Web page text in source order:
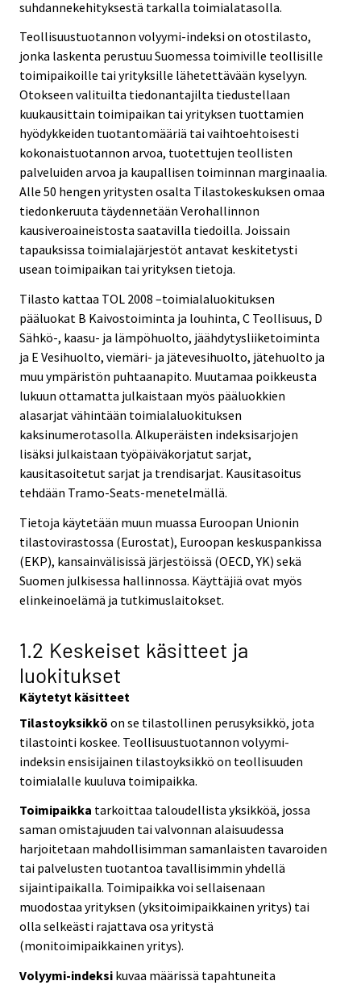
suhdannekehityksestä tarkalla toimialatasolla.
Teollisuustuotannon volyymi-indeksi on otostilasto,
jonka laskenta perustuu Suomessa toimiville teollisille
toimipaikoille tai yrityksille lähetettävään kyselyyn.
Otokseen valituilta tiedonantajilta tiedustellaan
kuukausittain toimipaikan tai yrityksen tuottamien
hyödykkeiden tuotantomääriä tai vaihtoehtoisesti
kokonaistuotannon arvoa, tuotettujen teollisten
palveluiden arvoa ja kaupallisen toiminnan marginaalia.
Alle 50 hengen yritysten osalta Tilastokeskuksen omaa
tiedonkeruuta täydennetään Verohallinnon
kausiveroaineistosta saatavilla tiedoilla. Joissain
tapauksissa toimialajärjestöt antavat keskitetysti
usean toimipaikan tai yrityksen tietoja.
Tilasto kattaa TOL 2008 –toimialaluokituksen
pääluokat B Kaivostoiminta ja louhinta, C Teollisuus, D
Sähkö-, kaasu- ja lämpöhuolto, jäähdytysliiketoiminta
ja E Vesihuolto, viemäri- ja jätevesihuolto, jätehuolto ja
muu ympäristön puhtaanapito. Muutamaa poikkeusta
lukuun ottamatta julkaistaan myös pääluokkien
alasarjat vähintään toimialaluokituksen
kaksinumerotasolla. Alkuperäisten indeksisarjojen
lisäksi julkaistaan työpäiväkorjatut sarjat,
kausitasoitetut sarjat ja trendisarjat. Kausitasoitus
tehdään Tramo-Seats-menetelmällä.
Tietoja käytetään muun muassa Euroopan Unionin
tilastovirastossa (Eurostat), Euroopan keskuspankissa
(EKP), kansainvälisissä järjestöissä (OECD, YK) sekä
Suomen julkisessa hallinnossa. Käyttäjiä ovat myös
elinkeinoelämä ja tutkimuslaitokset.
1.2 Keskeiset käsitteet ja
luokitukset
Käytetyt käsitteet
Tilastoyksikkö on se tilastollinen perusyksikkö, jota
tilastointi koskee. Teollisuustuotannon volyymi-
indeksin ensisijainen tilastoyksikkö on teollisuuden
toimialalle kuuluva toimipaikka.
Toimipaikka tarkoittaa taloudellista yksikköä, jossa
saman omistajuuden tai valvonnan alaisuudessa
harjoitetaan mahdollisimman samanlaisten tavaroiden
tai palvelusten tuotantoa tavallisimmin yhdellä
sijaintipaikalla. Toimipaikka voi sellaisenaan
muodostaa yrityksen (yksitoimipaikkainen yritys) tai
olla selkeästi rajattava osa yritystä
(monitoimipaikkainen yritys).
Volyymi-indeksi kuvaa määrissä tapahtuneita